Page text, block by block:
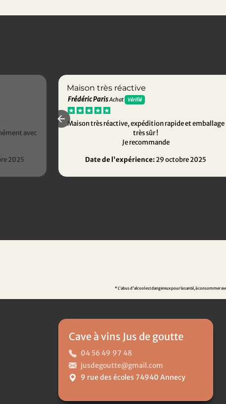
avec
2025
Maison très réactive
Frédéric ParisAchat Vérifié
Maison très réactive, expédition rapide et emballage
très sûr !
Je recommande
Date de l'expérience:29 octobre 2025
* L'abus d'alcool est dangereux pour la santé, à consommer
Cave à vins Jus de goutte
04 56 49 97 48
jusdegoutte@gmail.com
9 rue des écoles 74940 Annecy